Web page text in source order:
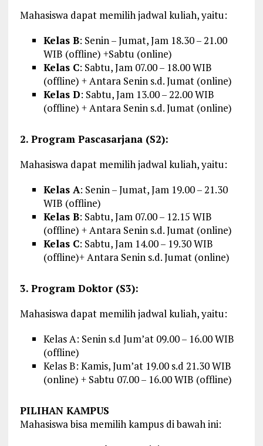
Mahasiswa dapat memilih jadwal kuliah, yaitu:
Kelas B: Senin – Jumat, Jam 18.30 – 21.00
WIB (offline) +Sabtu (online)
Kelas C: Sabtu, Jam 07.00 – 18.00 WIB
(offline) + Antara Senin s.d. Jumat (online)
Kelas D: Sabtu, Jam 13.00 – 22.00 WIB
(offline) + Antara Senin s.d. Jumat (online)
2. Program Pascasarjana (S2):
Mahasiswa dapat memilih jadwal kuliah, yaitu:
Kelas A: Senin – Jumat, Jam 19.00 – 21.30
WIB (offline)
Kelas B: Sabtu, Jam 07.00 – 12.15 WIB
(offline) + Antara Senin s.d. Jumat (online)
Kelas C: Sabtu, Jam 14.00 – 19.30 WIB
(offline)+ Antara Senin s.d. Jumat (online)
3. Program Doktor (S3):
Mahasiswa dapat memilih jadwal kuliah, yaitu:
Kelas A: Senin s.d Jum’at 09.00 – 16.00 WIB
(offline)
Kelas B: Kamis, Jum’at 19.00 s.d 21.30 WIB
(online) + Sabtu 07.00 – 16.00 WIB (offline)
PILIHAN KAMPUS
Mahasiswa bisa memilih kampus di bawah ini: